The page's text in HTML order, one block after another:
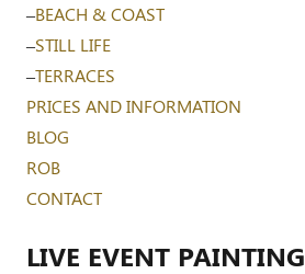
–BEACH & COAST
–STILL LIFE
–TERRACES
PRICES AND INFORMATION
BLOG
ROB
CONTACT
LIVE EVENT PAINTING